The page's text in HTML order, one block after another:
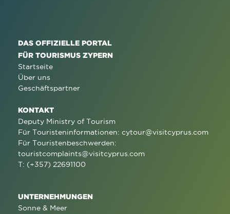
DAS OFFIZIELLE PORTAL
FÜR TOURISMUS ZYPERN
Startseite
Über uns
Geschäftspartner
KONTAKT
Deputy Ministry of Tourism
Für Touristeninformationen: cytour@visitcyprus.com
Für Touristenbeschwerden:
touristcomplaints@visitcyprus.com
T: (+357) 22691100
UNTERNEHMUNGEN
Sonne & Meer